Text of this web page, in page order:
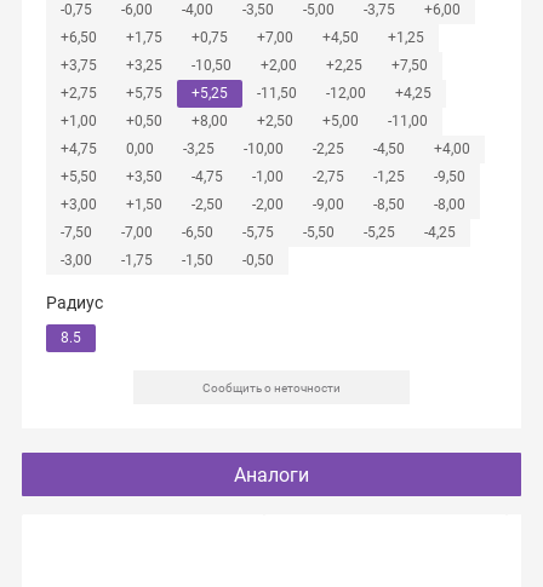
-0,75 -6,00 -4,00 -3,50 -5,00 -3,75
+6,00
+6,50
+1,75 +0,75 +7,00 +4,50
+1,25
+3,75
+3,25 -10,50 +2,00 +2,25
+7,50
+2,75
+5,75 +5,25 -11,50 -12,00
+4,25
+1,00
+0,50 +8,00 +2,50 +5,00
-11,00
+4,75
0,00 -3,25 -10,00 -2,25 -4,50
+4,00
+5,50
+3,50 -4,75 -1,00 -2,75 -1,25
-9,50
+3,00
+1,50 -2,50 -2,00 -9,00 -8,50
-8,00
-7,50
-7,00 -6,50 -5,75 -5,50 -5,25
-4,25
-3,00
-1,75 -1,50 -0,50
Радиус
8.5
Сообщить о неточности
Аналоги